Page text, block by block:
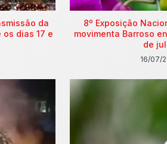
da
os dias 17 e
8º Exposição
movimenta Barroso
de
16/07/